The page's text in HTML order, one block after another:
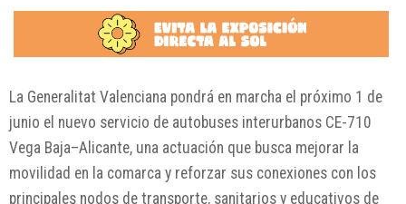
La Generalitat Valenciana pondrá en marcha el próximo 1 de
junio el nuevo servicio de autobuses interurbanos CE-710
Vega Baja–Alicante, una actuación que busca mejorar la
movilidad en la comarca y reforzar sus conexiones con los
principales nodos de transporte, sanitarios y educativos de